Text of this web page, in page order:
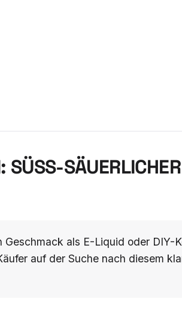
SÄUERLICHER
als E-Liquid oder DIY-
auf der Suche nach diesem